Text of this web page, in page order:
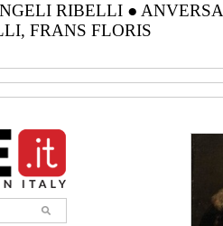
RIBELLI ●
FRANS FLORIS